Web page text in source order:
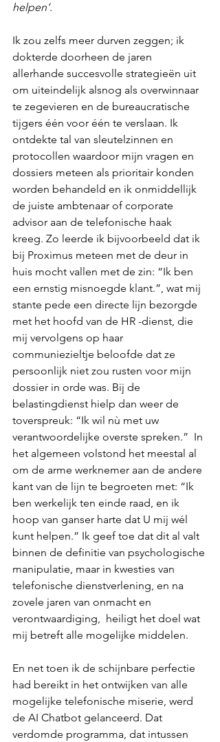
helpen’.
Ik zou zelfs meer durven zeggen; ik
dokterde doorheen de jaren
allerhande succesvolle strategieën uit
om uiteindelijk alsnog als overwinnaar
te zegevieren en de bureaucratische
tijgers één voor één te verslaan. Ik
ontdekte tal van sleutelzinnen en
protocollen waardoor mijn vragen en
dossiers meteen als prioritair konden
worden behandeld en ik onmiddellijk
de juiste ambtenaar of corporate
advisor aan de telefonische haak
kreeg. Zo leerde ik bijvoorbeeld dat ik
bij Proximus meteen met de deur in
huis mocht vallen met de zin: “Ik ben
een ernstig misnoegde klant.”, wat mij
stante pede een directe lijn bezorgde
met het hoofd van de HR -dienst, die
mij vervolgens op haar
communiezieltje beloofde dat ze
persoonlijk niet zou rusten voor mijn
dossier in orde was. Bij de
belastingdienst hielp dan weer de
toverspreuk: “Ik wil nù met uw
verantwoordelijke overste spreken.”  In
het algemeen volstond het meestal al
om de arme werknemer aan de andere
kant van de lijn te begroeten met: “Ik
ben werkelijk ten einde raad, en ik
hoop van ganser harte dat U mij wél
kunt helpen.” Ik geef toe dat dit al valt
binnen de definitie van psychologische
manipulatie, maar in kwesties van
telefonische dienstverlening, en na
zovele jaren van onmacht en
verontwaardiging,  heiligt het doel wat
mij betreft alle mogelijke middelen.
En net toen ik de schijnbare perfectie
had bereikt in het ontwijken van alle
mogelijke telefonische miserie, werd
de AI Chatbot gelanceerd. Dat
verdomde programma, dat intussen